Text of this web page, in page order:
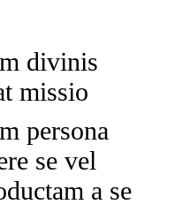
divinis
missio
persona
se vel
a se